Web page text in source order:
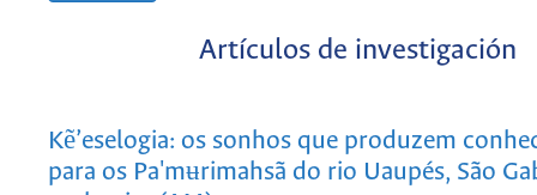
Artículos de investigación
Kẽ’eselogia: os sonhos que produzem
para os Pa'mʉrimahsã do rio Uaupés, São